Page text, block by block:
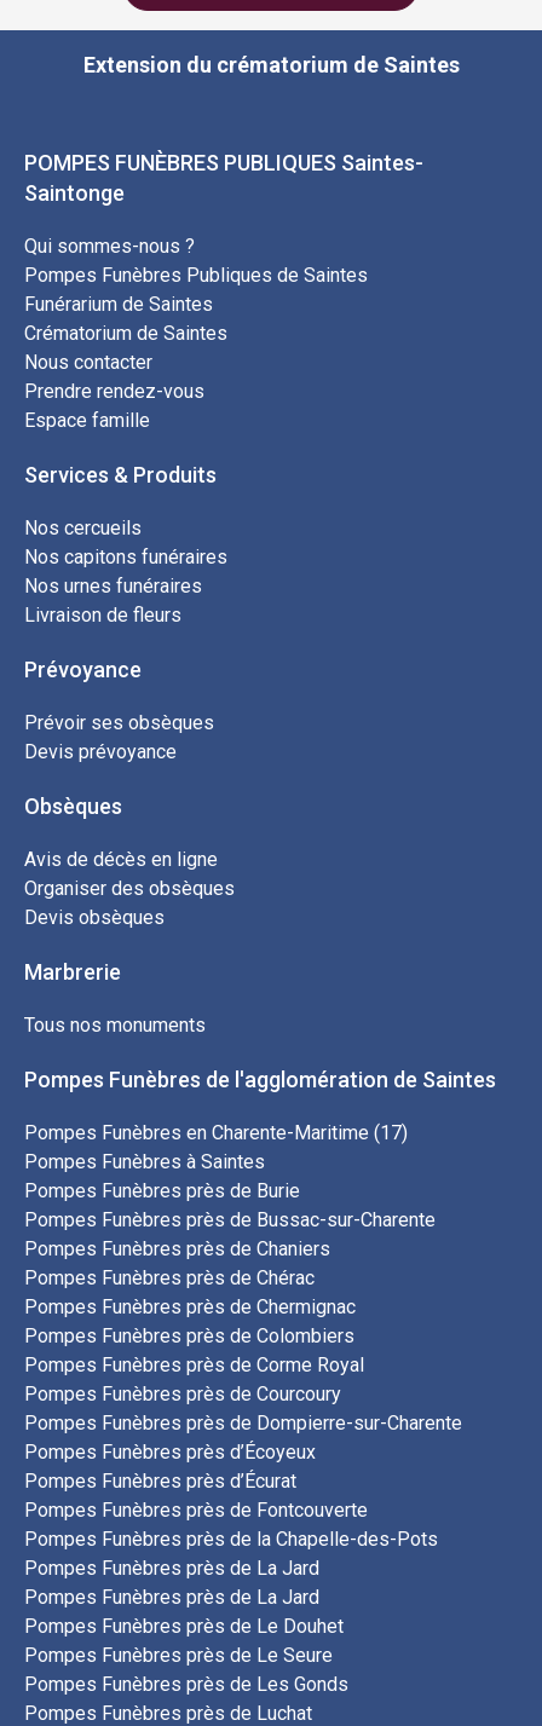
Extension du crématorium de Saintes
POMPES FUNÈBRES PUBLIQUES Saintes-
Saintonge
Qui sommes-nous ?
Pompes Funèbres Publiques de Saintes
Funérarium de Saintes
Crématorium de Saintes
Nous contacter
Prendre rendez-vous
Espace famille
Services & Produits
Nos cercueils
Nos capitons funéraires
Nos urnes funéraires
Livraison de fleurs
Prévoyance
Prévoir ses obsèques
Devis prévoyance
Obsèques
Avis de décès en ligne
Organiser des obsèques
Devis obsèques
Marbrerie
Tous nos monuments
Pompes Funèbres de l'agglomération de Saintes
Pompes Funèbres en Charente-Maritime (17)
Pompes Funèbres à Saintes
Pompes Funèbres près de Burie
Pompes Funèbres près de Bussac-sur-Charente
Pompes Funèbres près de Chaniers
Pompes Funèbres près de Chérac
Pompes Funèbres près de Chermignac
Pompes Funèbres près de Colombiers
Pompes Funèbres près de Corme Royal
Pompes Funèbres près de Courcoury
Pompes Funèbres près de Dompierre-sur-Charente
Pompes Funèbres près d’Écoyeux
Pompes Funèbres près d’Écurat
Pompes Funèbres près de Fontcouverte
Pompes Funèbres près de la Chapelle-des-Pots
Pompes Funèbres près de La Jard
Pompes Funèbres près de La Jard
Pompes Funèbres près de Le Douhet
Pompes Funèbres près de Le Seure
Pompes Funèbres près de Les Gonds
Pompes Funèbres près de Luchat